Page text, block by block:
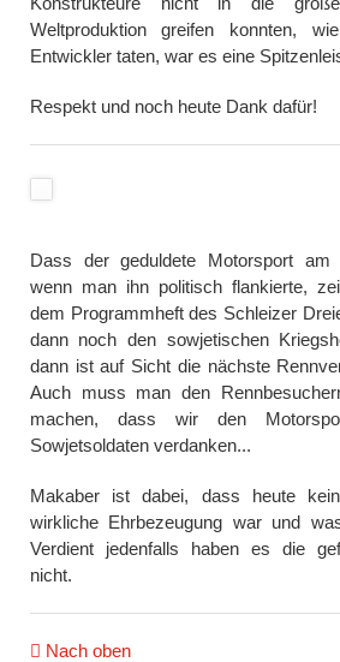
Weltproduktion greifen konnten,
Entwickler taten, war es eine
Respekt und noch heute Dank dafür!
Dass der geduldete Motorsport am
wenn man ihn politisch flankierte,
dem Programmheft des Schleizer
dann noch den sowjetischen
dann ist auf Sicht die nächste
Auch muss man den
machen, dass wir den
Sowjetsoldaten verdanken...
Makaber ist dabei, dass heute
wirkliche Ehrbezeugung war und
Verdient jedenfalls haben es die
nicht.
Nach oben